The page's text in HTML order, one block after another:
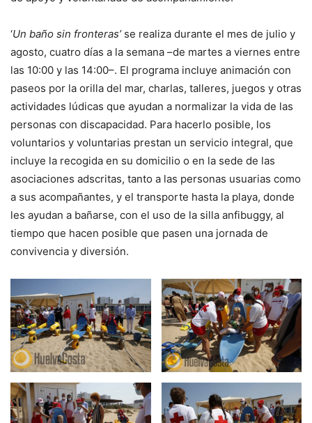
‘Un baño sin fronteras’se realiza durante el mes de julio y
agosto, cuatro días a la semana –de martes a viernes entre
las 10:00 y las 14:00–. El programa incluye animación con
paseos por la orilla del mar, charlas, talleres, juegos y otras
actividades lúdicas que ayudan a normalizar la vida de las
personas con discapacidad. Para hacerlo posible, los
voluntarios y voluntarias prestan un servicio integral, que
incluye la recogida en su domicilio o en la sede de las
asociaciones adscritas, tanto a las personas usuarias como
a sus acompañantes, y el transporte hasta la playa, donde
les ayudan a bañarse, con el uso de la silla anfibuggy, al
tiempo que hacen posible que pasen una jornada de
convivencia y diversión.